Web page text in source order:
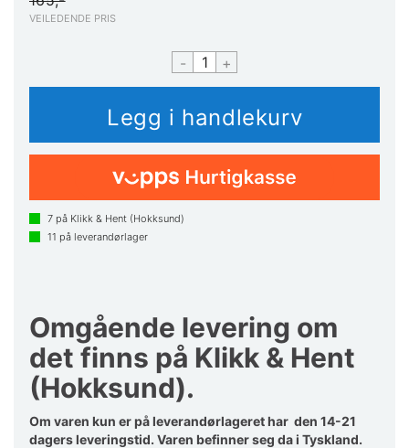
VEILEDENDE PRIS
- +
7 på Klikk & Hent (Hokksund)
11 på leverandørlager
Omgående levering om
det finns på Klikk & Hent
(Hokksund).
Om varen kun er på leverandørlageret har den 14-21
dagers leveringstid. Varen befinner seg da i Tyskland.